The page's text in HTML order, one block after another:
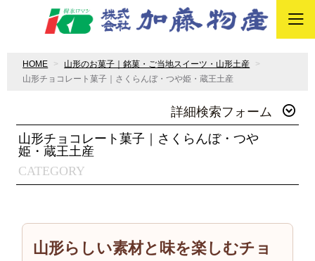
HOME
山形のお菓子｜銘菓・ご当地スイーツ・山形土産
山形チョコレート菓子｜さくらんぼ・つや姫・蔵王土産
詳細検索フォーム
CATEGORY
山形チョコレート菓子｜さくらんぼ・つや
姫・蔵王土産
山形らしい素材と味を楽しむチョ